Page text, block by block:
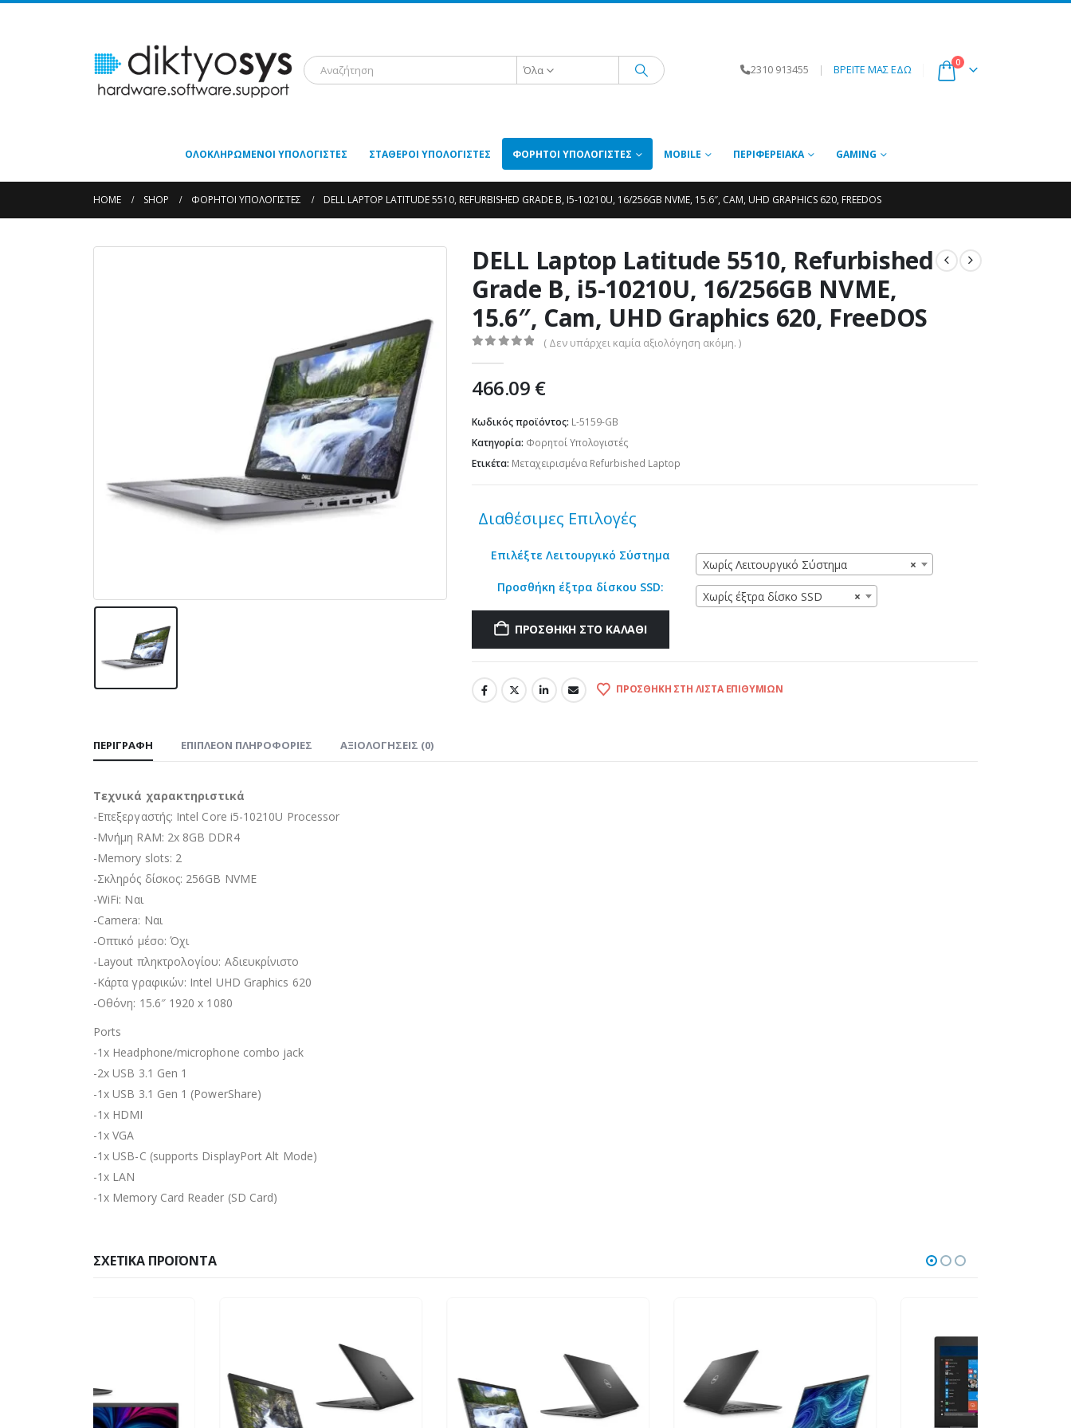
Όλα 2310 913455 | ΒΡΕΙΤΕ ΜΑΣ ΕΔΩ
0
ΟΛΟΚΛΗΡΩΜΈΝΟΙ ΥΠΟΛΟΓΙΣΤΈΣ ΣΤΑΘΕΡΟΊ ΥΠΟΛΟΓΙΣΤΈΣ ΦΟΡΗΤΟΊ ΥΠΟΛΟΓΙΣΤΈΣ MOBILE ΠΕΡΙΦΕΡΕΙΑΚΆ GAMING
HOME SHOP ΦΟΡΗΤΟΊ ΥΠΟΛΟΓΙΣΤΈΣ DELL LAPTOP LATITUDE 5510, REFURBISHED GRADE B, I5-10210U, 16/256GB NVME, 15.6″, CAM, UHD GRAPHICS 620, FREEDOS
DELL Laptop Latitude 5510, Refurbished
Grade B, i5-10210U, 16/256GB NVME,
15.6″, Cam, UHD Graphics 620, FreeDOS
( Δεν υπάρχει καμία αξιολόγηση ακόμη. )
466.09 €
Κωδικός προϊόντος: L-5159-GB
Κατηγορία: Φορητοί Υπολογιστές
Ετικέτα: Μεταχειρισμένα Refurbished Laptop
Διαθέσιμες Επιλογές
Επιλέξτε Λειτουργικό Σύστημα
×
Χωρίς Λειτουργικό Σύστημα
Προσθήκη έξτρα δίσκου SSD:
×
Χωρίς έξτρα δίσκο SSD
ΠΡΟΣΘΉΚΗ ΣΤΟ ΚΑΛΆΘΙ
ΠΡΟΣΘΉΚΗ ΣΤΗ ΛΊΣΤΑ ΕΠΙΘΥΜΙΏΝ
ΠΕΡΙΓΡΑΦΉ ΕΠΙΠΛΈΟΝ ΠΛΗΡΟΦΟΡΊΕΣ ΑΞΙΟΛΟΓΉΣΕΙΣ (0)
Τεχνικά χαρακτηριστικά
-Επεξεργαστής: Intel Core i5-10210U Processor
-Μνήμη RAM: 2x 8GB DDR4
-Memory slots: 2
-Σκληρός δίσκος: 256GB NVME
-WiFi: Ναι
-Camera: Ναι
-Οπτικό μέσο: Όχι
-Layout πληκτρολογίου: Αδιευκρίνιστo
-Κάρτα γραφικών: Intel UHD Graphics 620
-Οθόνη: 15.6″ 1920 x 1080
Ports
-1x Headphone/microphone combo jack
-2x USB 3.1 Gen 1
-1x USB 3.1 Gen 1 (PowerShare)
-1x HDMI
-1x VGA
-1x USB-C (supports DisplayPort Alt Mode)
-1x LAN
-1x Memory Card Reader (SD Card)
ΣΧΕΤΙΚΆ ΠΡΟΪΌΝΤΑ